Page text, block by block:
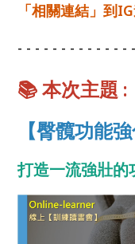
「相關連結」到
- - - - - - - - - - - - -
📚本次主題 :
【臀髖功能
打造一流強壯的